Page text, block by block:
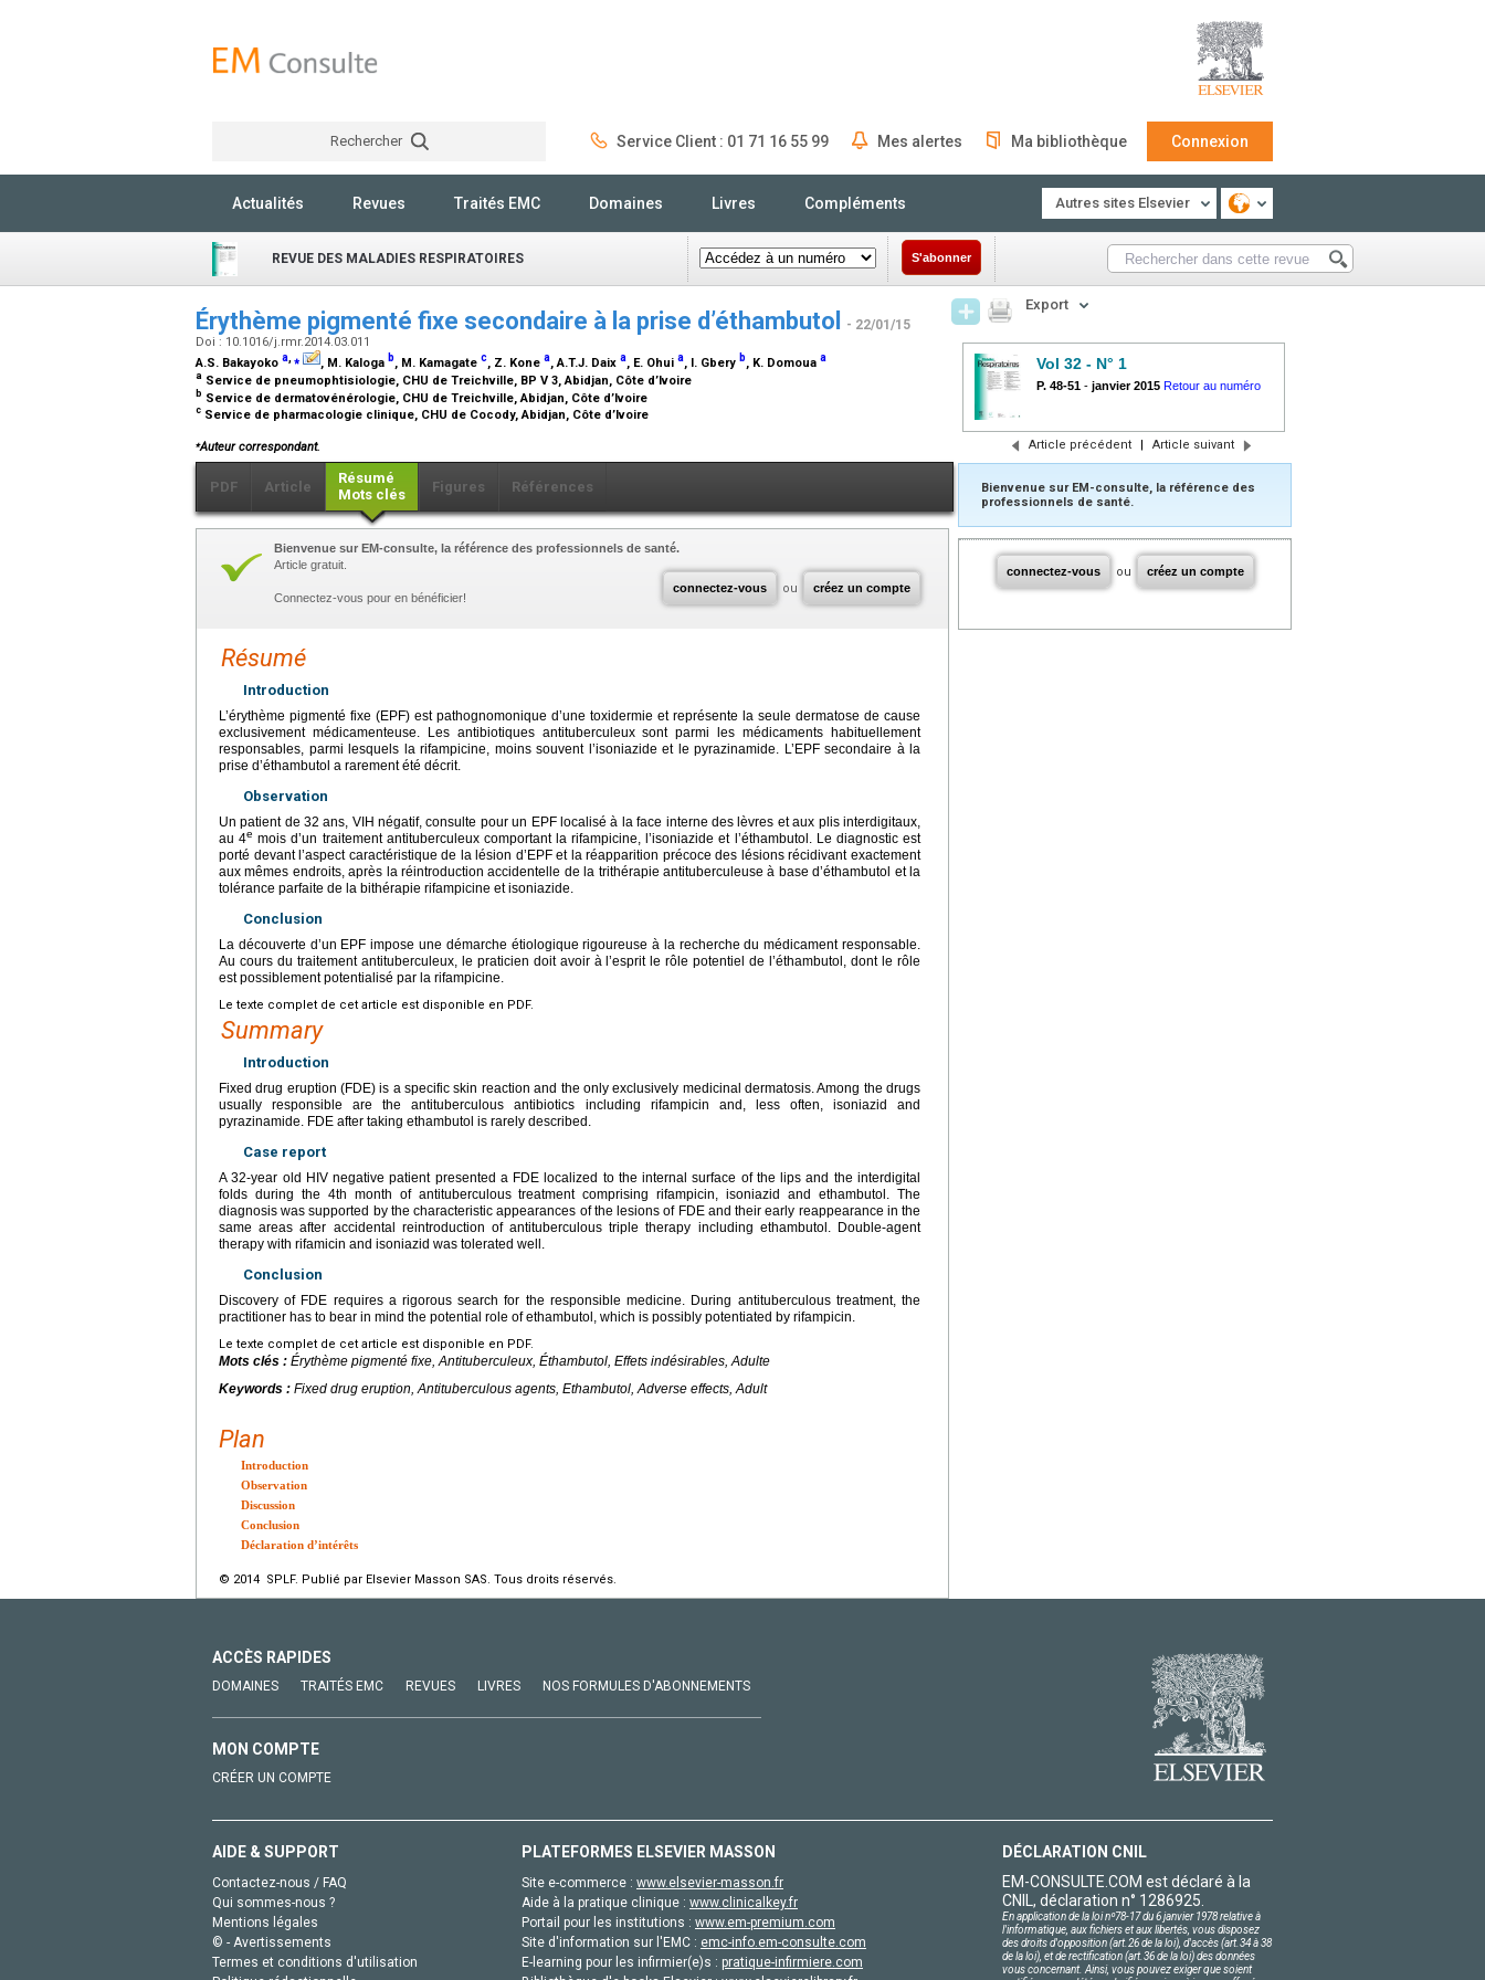
Rechercher Service Client : 01 71 16 55 99 Mes alertes Ma bibliothèque Connexion
Actualités Revues Traités EMC Domaines Livres Compléments Autres sites Elsevier
REVUE DES MALADIES RESPIRATOIRES S'abonner
Érythème pigmenté fixe secondaire à la prise d’éthambutol - 22/01/15
Doi : 10.1016/j.rmr.2014.03.011
A.S. Bakayoko a,⁎ , M. Kaloga b, M. Kamagate c, Z. Kone a, A.T.J. Daix a, E. Ohui a, I. Gbery b, K. Domoua a
a Service de pneumophtisiologie, CHU de Treichville, BP V 3, Abidjan, Côte d’Ivoire
b Service de dermatovénérologie, CHU de Treichville, Abidjan, Côte d’Ivoire
c Service de pharmacologie clinique, CHU de Cocody, Abidjan, Côte d’Ivoire
⁎Auteur correspondant.
PDF Article
Résumé
Mots clés
Figures Références
connectez-vous ou créez un compte
Bienvenue sur EM-consulte, la référence des professionnels de santé.
Article gratuit.
Connectez-vous pour en bénéficier!
Résumé
Introduction
L’érythème pigmenté fixe (EPF) est pathognomonique d’une toxidermie et représente la seule dermatose de cause
exclusivement médicamenteuse. Les antibiotiques antituberculeux sont parmi les médicaments habituellement
responsables, parmi lesquels la rifampicine, moins souvent l’isoniazide et le pyrazinamide. L’EPF secondaire à la
prise d’éthambutol a rarement été décrit.
Observation
Un patient de 32 ans, VIH négatif, consulte pour un EPF localisé à la face interne des lèvres et aux plis interdigitaux,
au 4e mois d’un traitement antituberculeux comportant la rifampicine, l’isoniazide et l’éthambutol. Le diagnostic est
porté devant l’aspect caractéristique de la lésion d’EPF et la réapparition précoce des lésions récidivant exactement
aux mêmes endroits, après la réintroduction accidentelle de la trithérapie antituberculeuse à base d’éthambutol et la
tolérance parfaite de la bithérapie rifampicine et isoniazide.
Conclusion
La découverte d’un EPF impose une démarche étiologique rigoureuse à la recherche du médicament responsable.
Au cours du traitement antituberculeux, le praticien doit avoir à l’esprit le rôle potentiel de l’éthambutol, dont le rôle
est possiblement potentialisé par la rifampicine.
Le texte complet de cet article est disponible en PDF.
Summary
Introduction
Fixed drug eruption (FDE) is a specific skin reaction and the only exclusively medicinal dermatosis. Among the drugs
usually responsible are the antituberculous antibiotics including rifampicin and, less often, isoniazid and
pyrazinamide. FDE after taking ethambutol is rarely described.
Case report
A 32-year old HIV negative patient presented a FDE localized to the internal surface of the lips and the interdigital
folds during the 4th month of antituberculous treatment comprising rifampicin, isoniazid and ethambutol. The
diagnosis was supported by the characteristic appearances of the lesions of FDE and their early reappearance in the
same areas after accidental reintroduction of antituberculous triple therapy including ethambutol. Double-agent
therapy with rifamicin and isoniazid was tolerated well.
Conclusion
Discovery of FDE requires a rigorous search for the responsible medicine. During antituberculous treatment, the
practitioner has to bear in mind the potential role of ethambutol, which is possibly potentiated by rifampicin.
Le texte complet de cet article est disponible en PDF.
Mots clés : Érythème pigmenté fixe, Antituberculeux, Éthambutol, Effets indésirables, Adulte
Keywords : Fixed drug eruption, Antituberculous agents, Ethambutol, Adverse effects, Adult
Plan
Introduction
Observation
Discussion
Conclusion
Déclaration d’intérêts
© 2014 SPLF. Publié par Elsevier Masson SAS. Tous droits réservés.
Export
Vol 32 - N° 1
P. 48-51 - janvier 2015 Retour au numéro
Article précédent | Article suivant
Bienvenue sur EM-consulte, la référence des
professionnels de santé.
connectez-vous ou créez un compte
ACCÈS RAPIDES
DOMAINES TRAITÉS EMC REVUES LIVRES NOS FORMULES D'ABONNEMENTS
MON COMPTE
CRÉER UN COMPTE
AIDE & SUPPORT
Contactez-nous / FAQ
Qui sommes-nous ?
Mentions légales
© - Avertissements
Termes et conditions d'utilisation
PLATEFORMES ELSEVIER MASSON
Site e-commerce : www.elsevier-masson.fr
Aide à la pratique clinique : www.clinicalkey.fr
Portail pour les institutions : www.em-premium.com
Site d'information sur l'EMC : emc-info.em-consulte.com
E-learning pour les infirmier(e)s : pratique-infirmiere.com
DÉCLARATION CNIL
EM-CONSULTE.COM est déclaré à la
CNIL, déclaration n° 1286925.
En application de la loi nº78-17 du 6 janvier 1978 relative à
l'informatique, aux fichiers et aux libertés, vous disposez
des droits d'opposition (art.26 de la loi), d'accès (art.34 à 38
de la loi), et de rectification (art.36 de la loi) des données
vous concernant. Ainsi, vous pouvez exiger que soient